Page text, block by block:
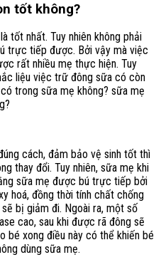
tốt không?
tốt nhất. Tuy nhiên không phải
trực tiếp được. Bởi vậy mà việc
rất nhiều mẹ thực hiện. Tuy
liệu việc trữ đông sữa có còn
trong sữa mẹ không? sữa mẹ
cách, đảm bảo vệ sinh tốt thì
thay đổi. Tuy nhiên, sữa mẹ khi
sữa mẹ được bú trực tiếp bởi
hoá, đồng thời tính chất chống
bị giảm đi. Ngoài ra, một số
cao, sau khi được rã đông sẽ
bé xong điều này có thể khiến bé
dùng sữa mẹ.